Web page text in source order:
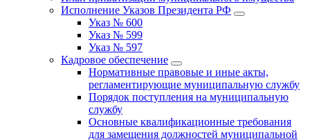
Исполнение Указов Президента РФ
Указ № 600
Указ № 599
Указ № 597
Кадровое обеспечение
Нормативные правовые и иные акты,
регламентирующие муниципальную службу
Порядок поступления на муниципальную
службу
Основные квалификационные требования
для замещения должностей муниципальной